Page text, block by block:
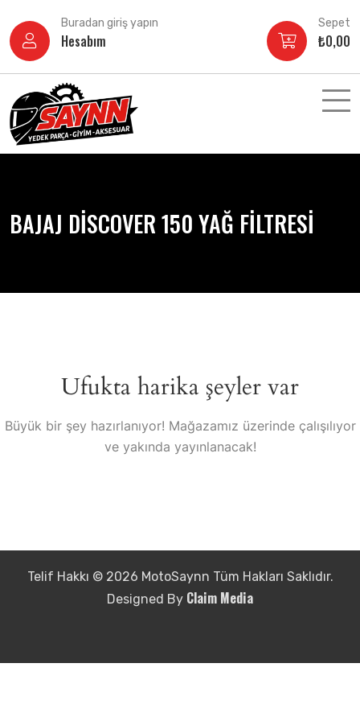
atla
Buradan giriş yapın
Hesabım
Sepet
₺0,00
BAJAJ DİSCOVER 150 YAĞ FİLTRESİ
Ufukta harika şeyler var
Büyük bir şey hazırlanıyor! Mağazamız üzerinde çalışılıyor
ve yakında yayınlanacak!
Telif Hakkı © 2026 MotoSaynn Tüm Hakları Saklıdır.
Designed By Claim Media